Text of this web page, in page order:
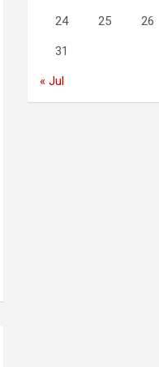
24 25 26
31
« Jul